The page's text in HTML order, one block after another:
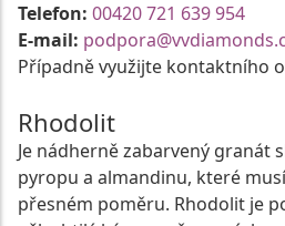
Telefon: 00420 721 639 954
E-mail:
Případně využijte kontaktního
Rhodolit
Je nádherně zabarvený granát
pyropu a almandinu, které
přesném poměru. Rhodolit je